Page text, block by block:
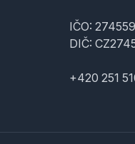
IČO:
DIČ:
+420 251